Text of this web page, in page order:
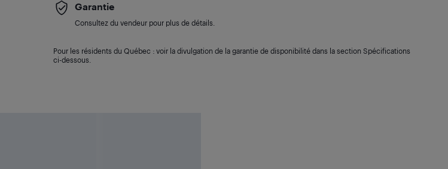
Garantie
Consultez du vendeur pour plus de détails.
Pour les résidents du Québec : voir la divulgation de la garantie de disponibilité dans la section Spécifications
ci-dessous.